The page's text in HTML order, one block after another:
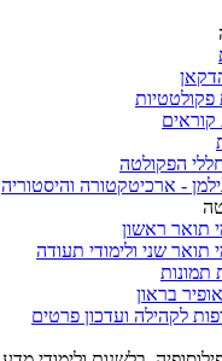
פקולטטיות
קוראים
הפקולטה
גילמן - ארכיטקטורה והיסטוריה
תואר ראשון
תואר שני ולימודי תעודה
תמונות
בראון
לקהילה ועדכון פרטים